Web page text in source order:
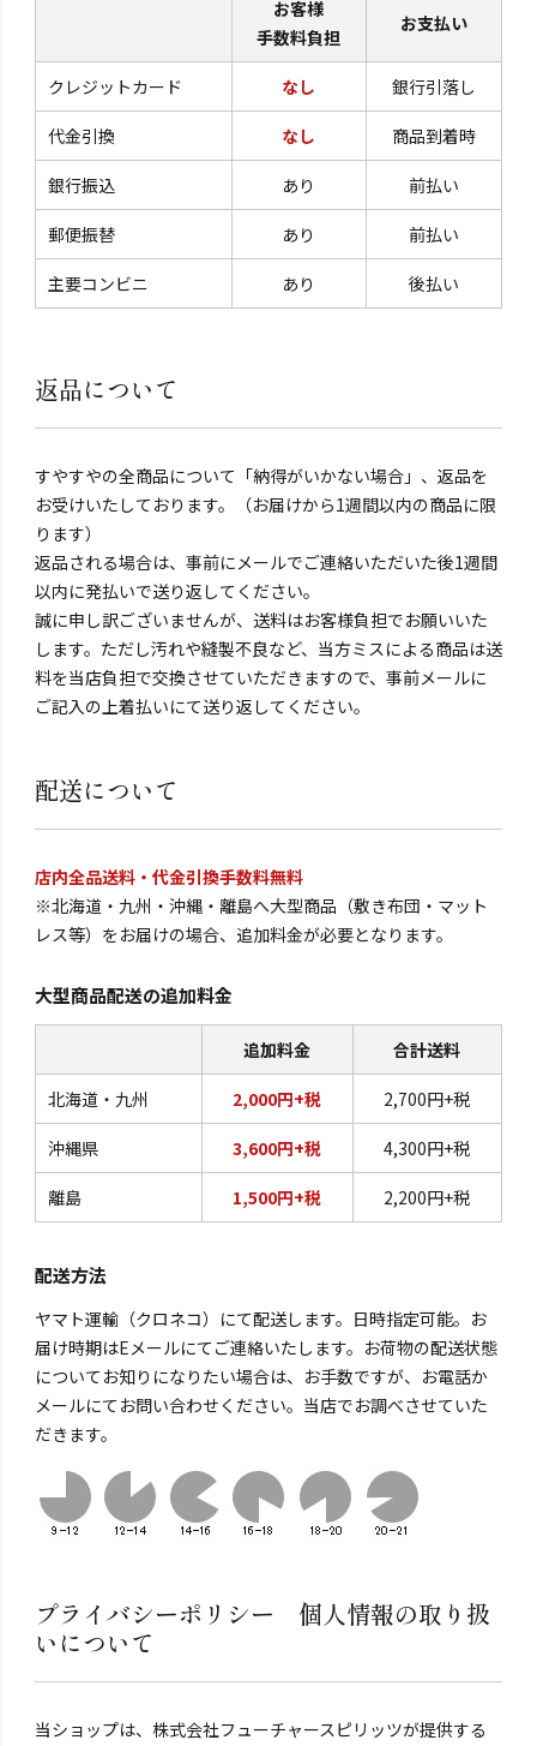
お客様
手数料負担
お支払い
クレジットカード なし 銀行引落し
代金引換 なし 商品到着時
銀行振込 あり 前払い
郵便振替 あり 前払い
主要コンビニ あり 後払い
返品について
すやすやの全商品について「納得がいかない場合」、返品を
お受けいたしております。（お届けから1週間以内の商品に限
ります）
返品される場合は、事前にメールでご連絡いただいた後1週間
以内に発払いで送り返してください。
誠に申し訳ございませんが、送料はお客様負担でお願いいた
します。ただし汚れや縫製不良など、当方ミスによる商品は送
料を当店負担で交換させていただきますので、事前メールに
ご記入の上着払いにて送り返してください。
配送について
店内全品送料・代金引換手数料無料
※北海道・九州・沖縄・離島へ大型商品（敷き布団・マット
レス等）をお届けの場合、追加料金が必要となります。
大型商品配送の追加料金
追加料金 合計送料
北海道・九州 2,000円+税 2,700円+税
沖縄県 3,600円+税 4,300円+税
離島 1,500円+税 2,200円+税
配送方法
ヤマト運輸（クロネコ）にて配送します。日時指定可能。お
届け時期はEメールにてご連絡いたします。お荷物の配送状態
についてお知りになりたい場合は、お手数ですが、お電話か
メールにてお問い合わせください。当店でお調べさせていた
だきます。
プライバシーポリシー 個人情報の取り扱
いについて
当ショップは、株式会社フューチャースピリッツが提供する